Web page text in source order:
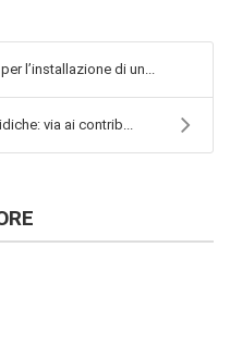
l’installazione di un...
via ai contrib...